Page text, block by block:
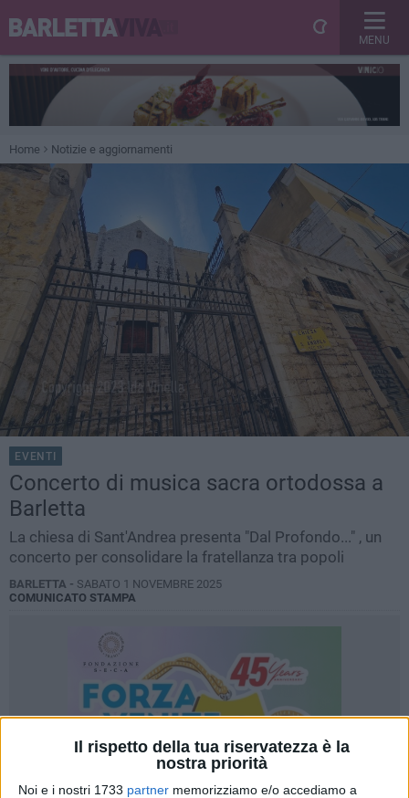
Il rispetto della tua riservatezza è la
nostra priorità
Noi e i nostri 1733 partner memorizziamo e/o accediamo a
MENU
Home Notizie e aggiornamenti
EVENTI
Concerto di musica sacra ortodossa a
Barletta
La chiesa di Sant'Andrea presenta "Dal Profondo..." , un
concerto per consolidare la fratellanza tra popoli
BARLETTA - SABATO 1 NOVEMBRE 2025
COMUNICATO STAMPA